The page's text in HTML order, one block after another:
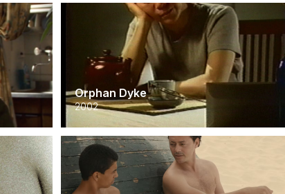
Orphan Dyke
2002